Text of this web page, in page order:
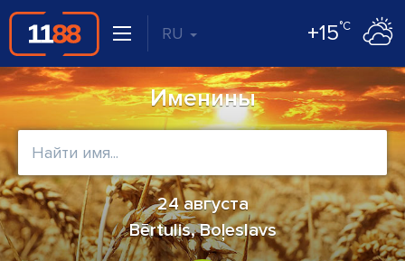
RU +15°C
Именины
24 августа
Bērtulis, Boļeslavs